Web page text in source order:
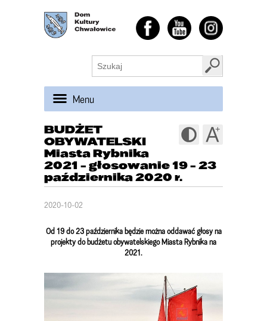
Menu
BUDŻET
OBYWATELSKI
Miasta Rybnika
2021 - głosowanie 19 - 23
października 2020 r.
2020-10-02
Od 19 do 23 października będzie można oddawać głosy na
projekty do budżetu obywatelskiego Miasta Rybnika na
2021.